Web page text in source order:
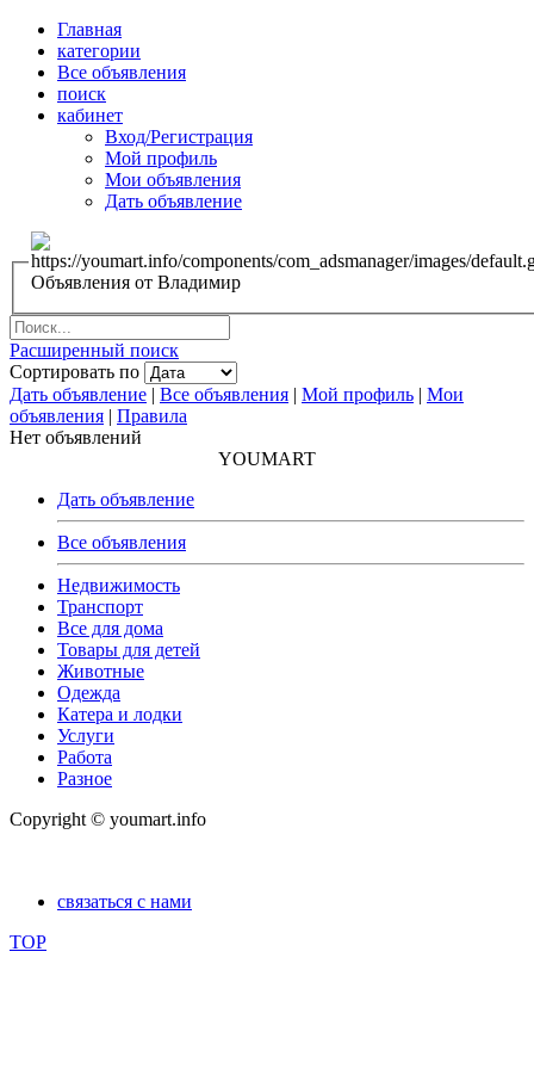
Главная
категории
Все объявления
поиск
кабинет
Вход/Регистрация
Мой профиль
Мои объявления
Дать объявление
Объявления от Владимир
Расширенный поиск
Сортировать по
Дать объявление | Все объявления | Мой профиль | Мои
объявления | Правила
Нет объявлений
YOUMART
Дать объявление
Все объявления
Недвижимость
Транспорт
Все для дома
Товары для детей
Животные
Одежда
Катера и лодки
Услуги
Работа
Разное
Copyright © youmart.info
связаться с нами
TOP